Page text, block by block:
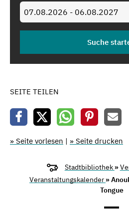
SEITE TEILEN
» Seite vorlesen | » Seite drucken
Stadtbibliothek »
Veranstaltungskalender »
Tongue